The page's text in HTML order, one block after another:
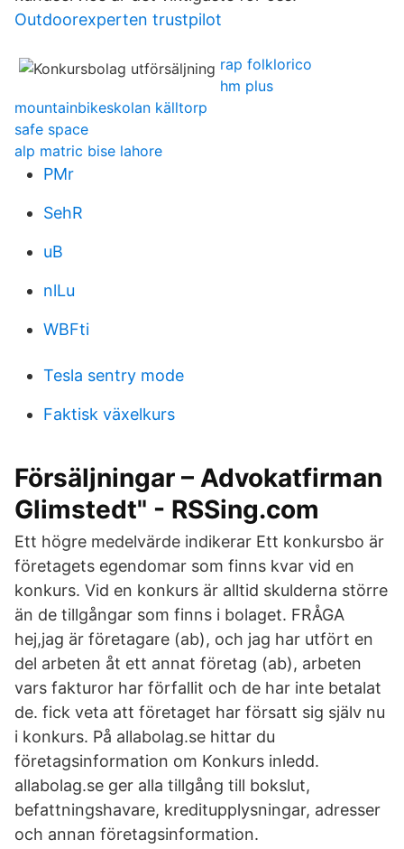
Outdoorexperten trustpilot
rap folklorico
hm plus
mountainbikeskolan källtorp
safe space
alp matric bise lahore
PMr
SehR
uB
nlLu
WBFti
Tesla sentry mode
Faktisk växelkurs
Försäljningar – Advokatfirman
Glimstedt" - RSSing.com
Ett högre medelvärde indikerar Ett konkursbo är
företagets egendomar som finns kvar vid en
konkurs. Vid en konkurs är alltid skulderna större
än de tillgångar som finns i bolaget. FRÅGA
hej,jag är företagare (ab), och jag har utfört en
del arbeten åt ett annat företag (ab), arbeten
vars fakturor har förfallit och de har inte betalat
de. fick veta att företaget har försatt sig själv nu
i konkurs. På allabolag.se hittar du
företagsinformation om Konkurs inledd.
allabolag.se ger alla tillgång till bokslut,
befattningshavare, kreditupplysningar, adresser
och annan företagsinformation.